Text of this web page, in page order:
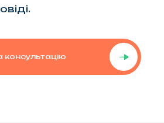
консультацію